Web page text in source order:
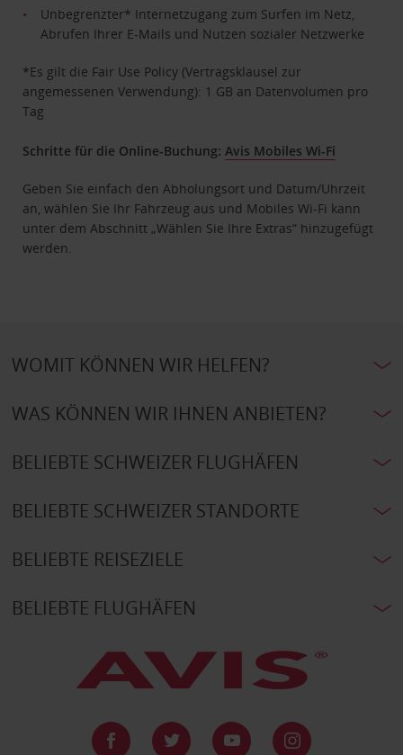
Unbegrenzter* Internetzugang zum Surfen im Netz,
Abrufen Ihrer E-Mails und Nutzen sozialer Netzwerke
*Es gilt die Fair Use Policy (Vertragsklausel zur
angemessenen Verwendung): 1 GB an Datenvolumen pro
Tag
Schritte für die Online-Buchung:Avis Mobiles Wi-Fi
Geben Sie einfach den Abholungsort und Datum/Uhrzeit
an, wählen Sie Ihr Fahrzeug aus und Mobiles Wi-Fi kann
unter dem Abschnitt „Wählen Sie Ihre Extras“ hinzugefügt
werden.
WOMIT KÖNNEN WIR HELFEN?
WAS KÖNNEN WIR IHNEN ANBIETEN?
BELIEBTE SCHWEIZER FLUGHÄFEN
BELIEBTE SCHWEIZER STANDORTE
BELIEBTE REISEZIELE
BELIEBTE FLUGHÄFEN